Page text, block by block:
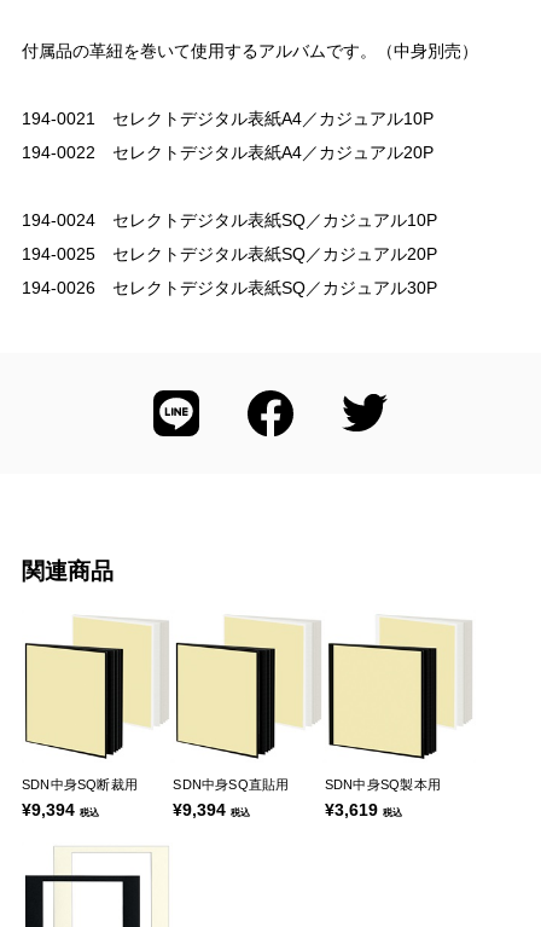
付属品の革紐を巻いて使用するアルバムです。（中身別売）
194-0021 セレクトデジタル表紙A4／カジュアル10P
194-0022 セレクトデジタル表紙A4／カジュアル20P
194-0024 セレクトデジタル表紙SQ／カジュアル10P
194-0025 セレクトデジタル表紙SQ／カジュアル20P
194-0026 セレクトデジタル表紙SQ／カジュアル30P
関連商品
SDN中身SQ断裁用
¥9,394 税込
SDN中身SQ直貼用
¥9,394税込
SDN中身SQ製本用
¥3,619 税込